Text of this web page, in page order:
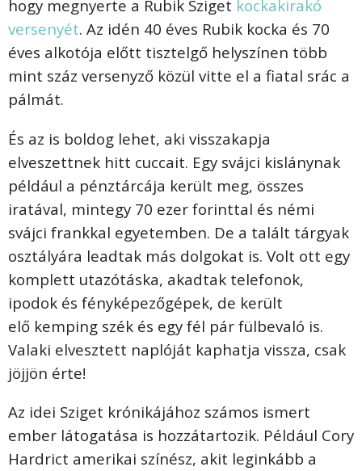
hogy megnyerte a Rubik Sziget kockakirakó
versenyét. Az idén 40 éves Rubik kocka és 70
éves alkotója előtt tisztelgő helyszínen több
mint száz versenyző közül vitte el a fiatal srác a
pálmát.
És az is boldog lehet, aki visszakapja
elveszettnek hitt cuccait. Egy svájci kislánynak
például a pénztárcája került meg, összes
iratával, mintegy 70 ezer forinttal és némi
svájci frankkal egyetemben. De a talált tárgyak
osztályára leadtak más dolgokat is. Volt ott egy
komplett utazótáska, akadtak telefonok,
ipodok és fényképezőgépek, de került
elő kemping szék és egy fél pár fülbevaló is.
Valaki elvesztett naplóját kaphatja vissza, csak
jöjjön érte!
Az idei Sziget krónikájához számos ismert
ember látogatása is hozzátartozik. Például Cory
Hardrict amerikai színész, akit leginkább a